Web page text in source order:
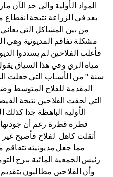
المواد الأولية والى حد
بعد في الزراعة نتيجة
من بين المشاكل التي يعاني
مشكلة تفاقم المديونية وهي
فأغلب الفلاحين لم يسددوا
سنة " من الأسباب التي جعلت
المقدمة للفلاح المتوسط
التي لحقت الفلاحين نتيجة
الأولية الباهظة جدا كذلك
قطرة قطرة رغم أن
أثقلت كاهل الفلاح فأصبح
مما جعل مديونيته
رئيس الجمعية المائية ببرج
وأن الفلاحين مطالبون